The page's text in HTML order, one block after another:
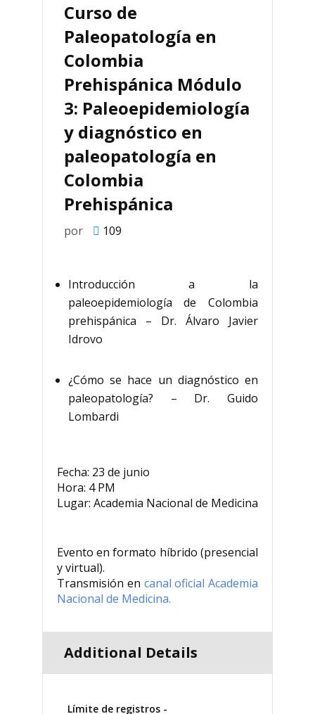
Curso de
Paleopatología en
Colombia
Prehispánica Módulo
3: Paleoepidemiología
y diagnóstico en
paleopatología en
Colombia
Prehispánica
por 109
Introducción a la
paleoepidemiología de Colombia
prehispánica – Dr. Álvaro Javier
Idrovo
¿Cómo se hace un diagnóstico en
paleopatología? – Dr. Guido
Lombardi
Fecha: 23 de junio
Hora: 4 PM
Lugar: Academia Nacional de Medicina
Evento en formato híbrido (presencial
y virtual).
Transmisión en canal oficial Academia
Nacional de Medicina.
Additional Details
Límite de registros -